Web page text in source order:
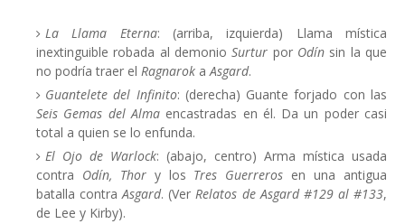
La Llama Eterna: (arriba, izquierda) Llama mística
inextinguible robada al demonioSurtur por Odín sin la que
no podría traer el Ragnarok aAsgard.
Guantelete del Infinito: (derecha) Guante forjado con las
Seis Gemas del Almaencastradas en él. Da un poder casi
total a quien se lo enfunda.
El Ojo de Warlock: (abajo, centro) Arma mística usada
contra Odín, Thor y los Tres Guerreros en una antigua
batalla contraAsgard. (VerRelatos de Asgard #129 al #133,
de Lee y Kirby).